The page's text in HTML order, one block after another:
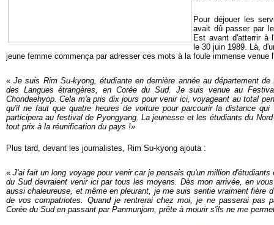
Pour déjouer les
avait dû passer par
Est avant d'atterrir à
le 30 juin 1989. Là,
jeune femme commença par adresser ces mots à la foule immense venue
«Je suis Rim Su-kyong, étudiante en dernière année au département
des Langues étrangères, en Corée du Sud. Je suis venue au
Chondaehyop. Cela m'a pris dix jours pour venir ici, voyageant au total
qu'il ne faut que quatre heures de voiture pour parcourir la distance qui
participera au festival de Pyongyang. La jeunesse et les étudiants du
tout prix à la réunification du pays !»
Plus tard, devant les journalistes, Rim Su-kyong ajouta :
«J'ai fait un long voyage pour venir car je pensais qu'un million
du Sud devraient venir ici par tous les moyens. Dès mon arrivée, en
aussi chaleureuse, et même en pleurant, je me suis sentie vraiment fière
de vos compatriotes. Quand je rentrerai chez moi, je ne passerai pas
Corée du Sud en passant par Panmunjom, prête à mourir s'ils ne me